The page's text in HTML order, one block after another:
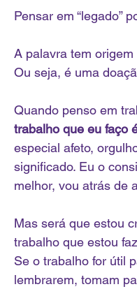
Pensar em “legado”
A palavra tem origem
Ou seja, é uma
Quando penso em
trabalho que eu faço
especial afeto,
significado. Eu o
melhor, vou atrás de
Mas será que estou
trabalho que estou
Se o trabalho for útil
lembrarem, tomam